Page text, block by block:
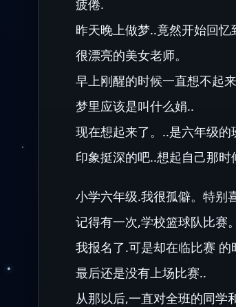
疲倦.
昨天晚上做梦..竟然开始回
很漂亮的美女老师。
早上刚醒的时候一直想不起
梦里应该是叫什么娟..
现在想起来了。..是六年级
印象挺深的吧..想起自己那时
小学六年级.我很孤僻。特别
记得有一次,学校篮球队比赛
我报名了.可是却在临比赛
最后还是没有上场比赛..
从那以后,一直对全班的同学